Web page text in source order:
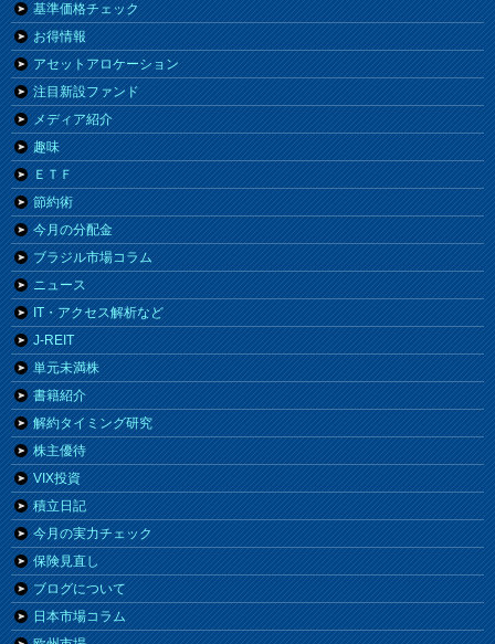
基準価格チェック
お得情報
アセットアロケーション
注目新設ファンド
メディア紹介
趣味
ＥＴＦ
節約術
今月の分配金
ブラジル市場コラム
ニュース
IT・アクセス解析など
J-REIT
単元未満株
書籍紹介
解約タイミング研究
株主優待
VIX投資
積立日記
今月の実力チェック
保険見直し
ブログについて
日本市場コラム